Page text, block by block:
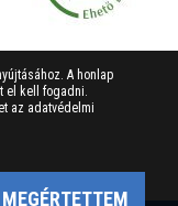
A honlap
el kell fogadni.
az adatvédelmi
MEGÉRTETTEM